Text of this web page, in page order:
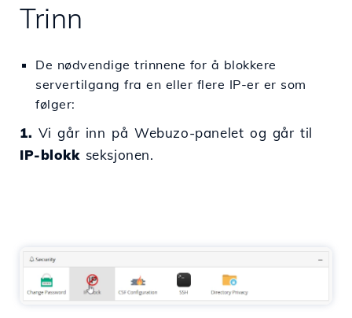
Trinn
De nødvendige trinnene for å blokkere
servertilgang fra en eller flere IP-er er som
følger:
1. Vi går inn på Webuzo-panelet og går til
IP-blokkseksjonen.